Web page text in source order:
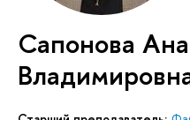
Сапонова